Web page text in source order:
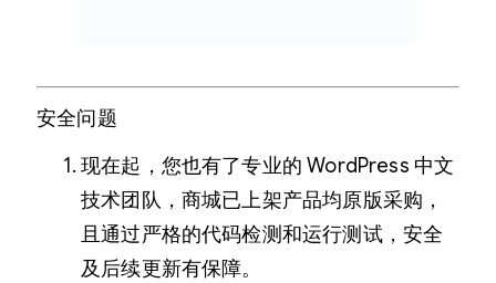
安全问题
现在起，您也有了专业的 WordPress 中文
技术团队，商城已上架产品均原版采购，
且通过严格的代码检测和运行测试，安全
及后续更新有保障。